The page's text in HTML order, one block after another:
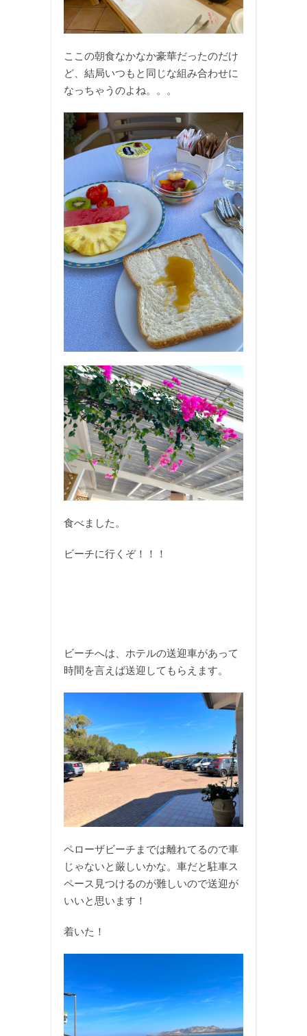
ここの朝食なかなか豪華だったのだけ
ど、結局いつもと同じな組み合わせに
なっちゃうのよね。。。
食べました。
ビーチに行くぞ！！！
ビーチへは、ホテルの送迎車があって
時間を言えば送迎してもらえます。
ペローザビーチまでは離れてるので車
じゃないと厳しいかな。車だと駐車ス
ペース見つけるのが難しいので送迎が
いいと思います！
着いた！